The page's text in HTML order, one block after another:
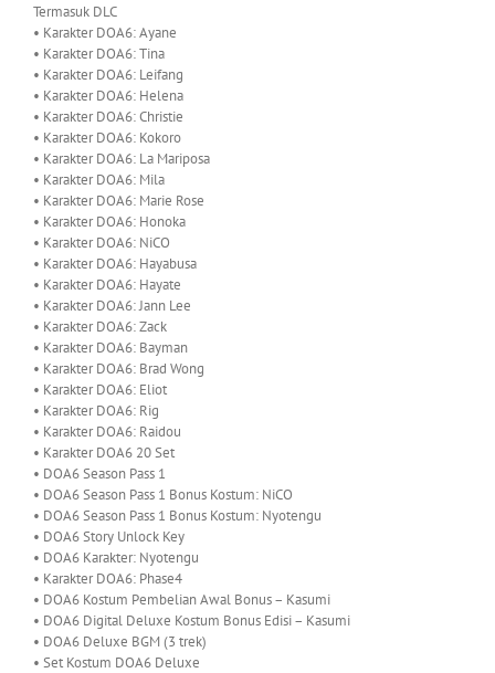
Termasuk DLC
• Karakter DOA6: Ayane
• Karakter DOA6: Tina
• Karakter DOA6: Leifang
• Karakter DOA6: Helena
• Karakter DOA6: Christie
• Karakter DOA6: Kokoro
• Karakter DOA6: La Mariposa
• Karakter DOA6: Mila
• Karakter DOA6: Marie Rose
• Karakter DOA6: Honoka
• Karakter DOA6: NiCO
• Karakter DOA6: Hayabusa
• Karakter DOA6: Hayate
• Karakter DOA6: Jann Lee
• Karakter DOA6: Zack
• Karakter DOA6: Bayman
• Karakter DOA6: Brad Wong
• Karakter DOA6: Eliot
• Karakter DOA6: Rig
• Karakter DOA6: Raidou
• Karakter DOA6 20 Set
• DOA6 Season Pass 1
• DOA6 Season Pass 1 Bonus Kostum: NiCO
• DOA6 Season Pass 1 Bonus Kostum: Nyotengu
• DOA6 Story Unlock Key
• DOA6 Karakter: Nyotengu
• Karakter DOA6: Phase4
• DOA6 Kostum Pembelian Awal Bonus – Kasumi
• DOA6 Digital Deluxe Kostum Bonus Edisi – Kasumi
• DOA6 Deluxe BGM (3 trek)
• Set Kostum DOA6 Deluxe